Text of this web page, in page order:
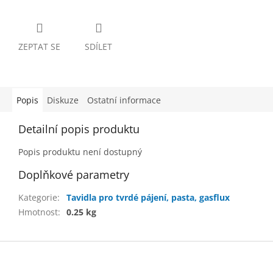
ZEPTAT SE SDÍLET
Popis Diskuze Ostatní informace
Detailní popis produktu
Popis produktu není dostupný
Doplňkové parametry
Kategorie:
Tavidla pro tvrdé pájení, pasta, gasflux
Hmotnost: 0.25 kg
Z